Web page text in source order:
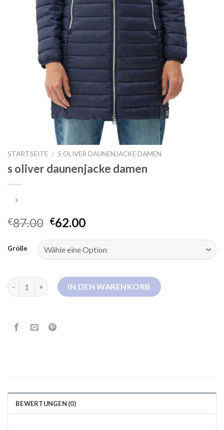
STARTSEITE / S OLIVER DAUNENJACKE DAMEN
s oliver daunenjacke damen
€87.00 €62.00
Größe
s oliver daunenjacke damen Menge
IN DEN WARENKORB
BEWERTUNGEN (0)